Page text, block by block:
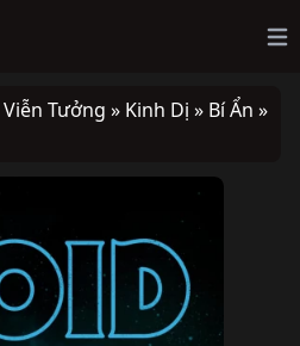
Viễn Tưởng » Kinh Dị » Bí Ẩn »